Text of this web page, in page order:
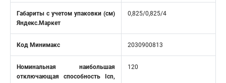
Габариты с учетом упаковки (см)
Яндекс.Маркет
0,825/0,825/4
Код Минимакс 2030900813
Номинальная наибольшая
отключающая способность Icn,
120